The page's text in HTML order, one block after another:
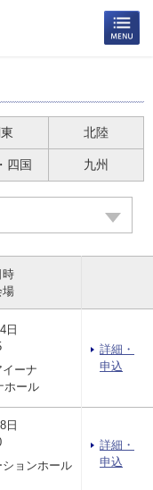
北陸
四国 九州
時
場
日
イーナ
ール
詳細・
申込
日
ションホール
詳細・
申込